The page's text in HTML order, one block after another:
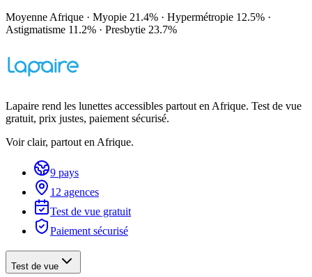
Moyenne Afrique · Myopie 21.4% · Hypermétropie 12.5% ·
Astigmatisme 11.2% · Presbytie 23.7%
Lapaire rend les lunettes accessibles partout en Afrique. Test de vue
gratuit, prix justes, paiement sécurisé.
Voir clair, partout en Afrique.
9 pays
12 agences
Test de vue gratuit
Paiement sécurisé
Test de vue